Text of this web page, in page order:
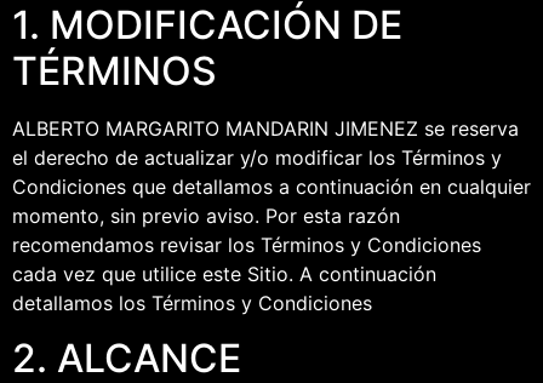
1. MODIFICACIÓN DE
TÉRMINOS
ALBERTO MARGARITO MANDARIN JIMENEZ se reserva
el derecho de actualizar y/o modificar los Términos y
Condiciones que detallamos a continuación en cualquier
momento, sin previo aviso. Por esta razón
recomendamos revisar los Términos y Condiciones
cada vez que utilice este Sitio. A continuación
detallamos los Términos y Condiciones
2. ALCANCE